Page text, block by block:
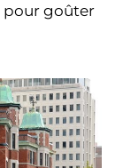
pour goûter